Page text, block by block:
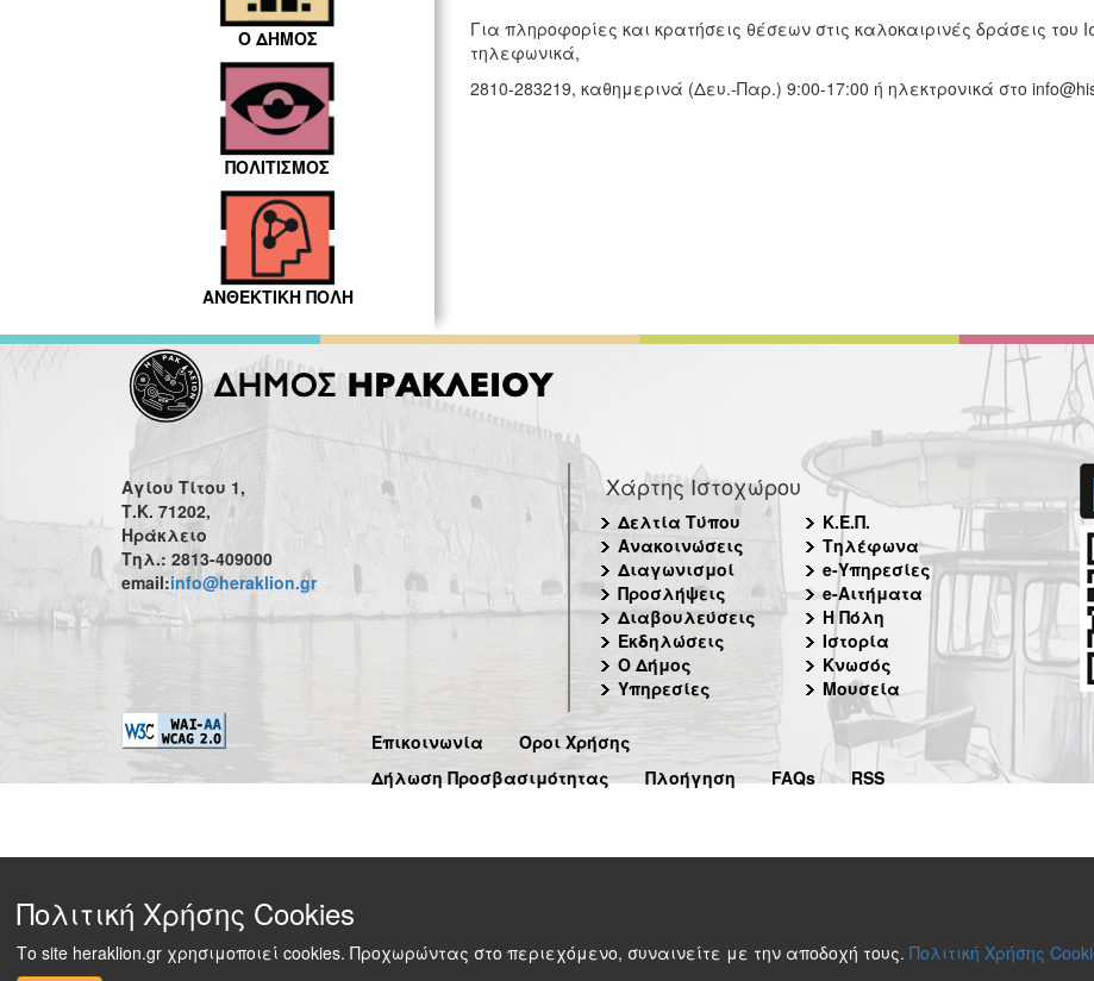
Ο ΔΗΜΟΣ
ΠΟΛΙΤΙΣΜΟΣ
ΑΝΘΕΚΤΙΚΗ ΠΟΛΗ
Για πληροφορίες και κρατήσεις θέσεων στις καλοκαιρινές δράσεις του
τηλεφωνικά,
2810-283219, καθημερινά (Δευ.-Παρ.) 9:00-17:00 ή ηλεκτρονικά στο
Αγίου Τίτου 1,
Τ.Κ. 71202,
Ηράκλειο
Τηλ.: 2813-409000
email:info@heraklion.gr
Χάρτης Ιστοχώρου
Δελτία Τύπου
Ανακοινώσεις
Διαγωνισμοί
Προσλήψεις
Διαβουλεύσεις
Εκδηλώσεις
Ο Δήμος
Υπηρεσίες
Κ.Ε.Π.
Τηλέφωνα
e-Υπηρεσίες
e-Αιτήματα
Η Πόλη
Ιστορία
Κνωσός
Μουσεία
Επικοινωνία
Όροι Χρήσης
Δήλωση Προσβασιμότητας
Πλοήγηση FAQs RSS
Πολιτική Χρήσης Cookies
Το site heraklion.gr χρησιμοποιεί cookies. Προχωρώντας στο περιεχόμενο, συναινείτε με την αποδοχή τους. Πολιτική Χρήσης